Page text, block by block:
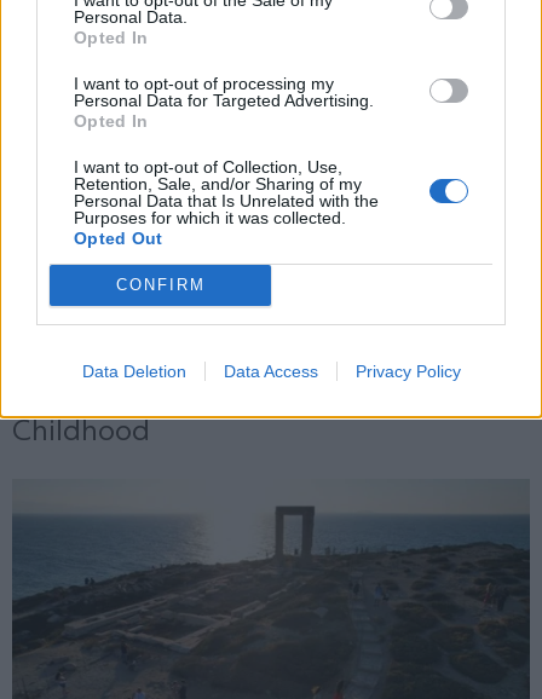
Personal Data.
Opted In
I want to opt-out of processing my
Personal Data for Targeted Advertising.
Opted In
I want to opt-out of Collection, Use,
Retention, Sale, and/or Sharing of my
Personal Data that Is Unrelated with the
Purposes for which it was collected.
Opted Out
CONFIRM
Data Deletion Data Access Privacy Policy
X